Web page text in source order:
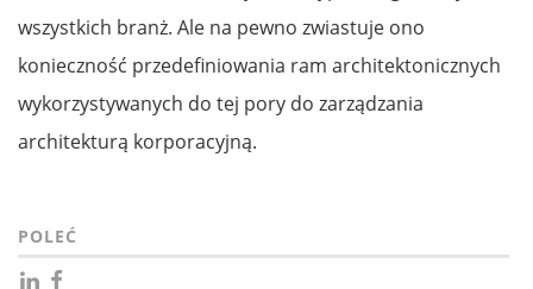
wszystkich branż. Ale na pewno zwiastuje ono
konieczność przedefiniowania ram architektonicznych
wykorzystywanych do tej pory do zarządzania
architekturą korporacyjną.
POLEĆ